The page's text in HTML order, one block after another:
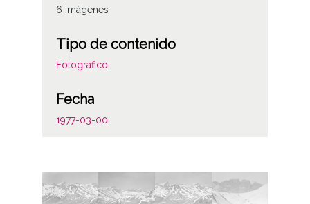
6 imágenes
Tipo de contenido
Fotográfico
Fecha
1977-03-00
Número carpetilla original: 802